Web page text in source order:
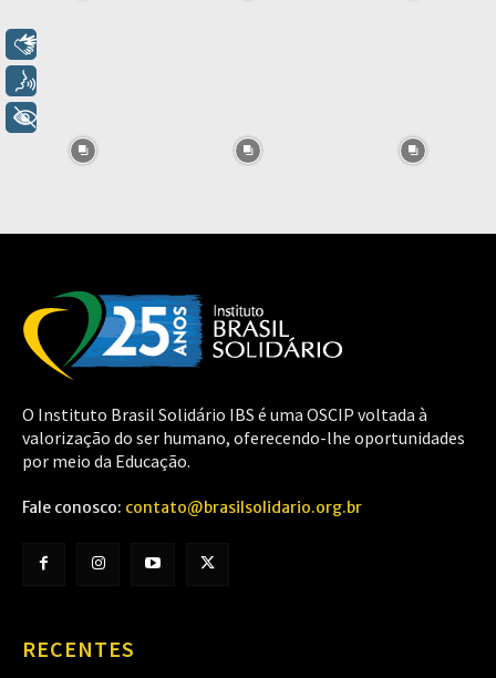
O Instituto Brasil Solidário IBS é uma OSCIP voltada à
valorização do ser humano, oferecendo-lhe oportunidades
por meio da Educação.
Fale conosco: contato@brasilsolidario.org.br
RECENTES